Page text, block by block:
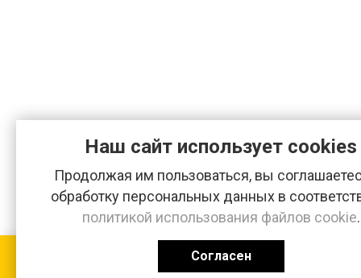
Наш сайт использует cookies
Продолжая им пользоваться, вы
обработку персональных данных в
политикой использования файлов cookie.
Согласен